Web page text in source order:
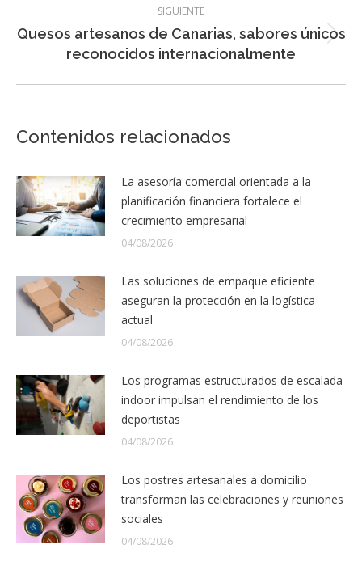
SIGUIENTE
Entrada
siguiente:
Quesos artesanos de Canarias, sabores únicos
reconocidos internacionalmente
Contenidos relacionados
La asesoría comercial orientada a la
planificación financiera fortalece el
crecimiento empresarial
04/08/2026
Las soluciones de empaque eficiente
aseguran la protección en la logística
actual
04/08/2026
Los programas estructurados de escalada
indoor impulsan el rendimiento de los
deportistas
04/08/2026
Los postres artesanales a domicilio
transforman las celebraciones y reuniones
sociales
04/08/2026